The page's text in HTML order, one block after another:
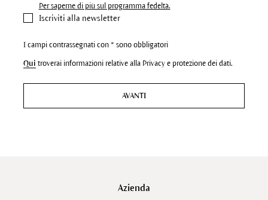
Per saperne di più sul programma fedeltà.
Iscriviti alla newsletter
I campi contrassegnati con * sono obbligatori
Qui troverai informazioni relative alla Privacy e protezione dei dati.
AVANTI
Azienda